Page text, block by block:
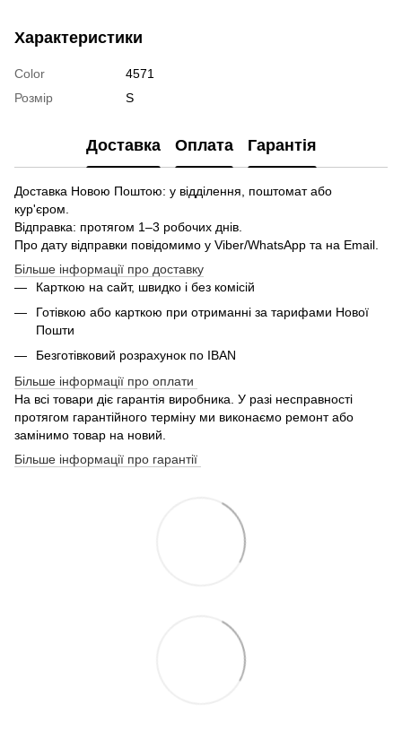
Характеристики
Color
4571
Розмір
S
Доставка Оплата Гарантія
Доставка Новою Поштою: у відділення, поштомат або
кур'єром.
Відправка: протягом 1–3 робочих днів.
Про дату відправки повідомимо у Viber/WhatsApp та на Email.
Більше інформації про доставку
Карткою на сайт, швидко і без комісій
Готівкою або карткою при отриманні за тарифами Нової
Пошти
Безготівковий розрахунок по IBAN
Більше інформації про оплати
На всі товари діє гарантія виробника. У разі несправності
протягом гарантійного терміну ми виконаємо ремонт або
замінимо товар на новий.
Більше інформації про гарантії